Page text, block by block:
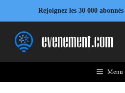
contenu
Rejoignez les 30 000
Menu